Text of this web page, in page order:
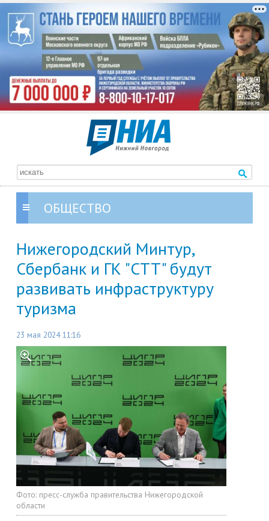
ОБЩЕСТВО
Нижегородский Минтур,
Сбербанк и ГК "СТТ" будут
развивать инфраструктуру
туризма
23 мая 2024 11:16
Фото: пресс-служба правительства Нижегородской
области